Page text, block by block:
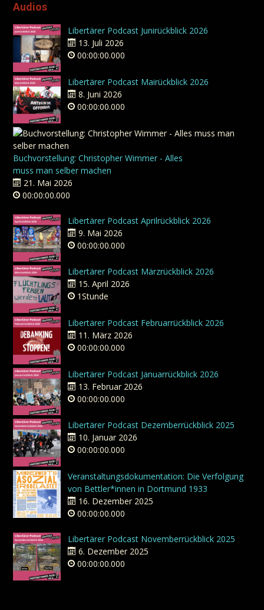
Audios
Libertärer Podcast Junirückblick 2026
13. Juli 2026
00:00:00.000
Libertärer Podcast Mairückblick 2026
8. Juni 2026
00:00:00.000
Buchvorstellung: Christopher Wimmer - Alles
muss man selber machen
21. Mai 2026
00:00:00.000
Libertärer Podcast Aprilrückblick 2026
9. Mai 2026
00:00:00.000
Libertärer Podcast Märzrückblick 2026
15. April 2026
1Stunde
Libertärer Podcast Februarrückblick 2026
11. März 2026
00:00:00.000
Libertärer Podcast Januarrückblick 2026
13. Februar 2026
00:00:00.000
Libertärer Podcast Dezemberrückblick 2025
10. Januar 2026
00:00:00.000
Veranstaltungsdokumentation: Die Verfolgung
von Bettler*innen in Dortmund 1933
16. Dezember 2025
00:00:00.000
Libertärer Podcast Novemberrückblick 2025
6. Dezember 2025
00:00:00.000